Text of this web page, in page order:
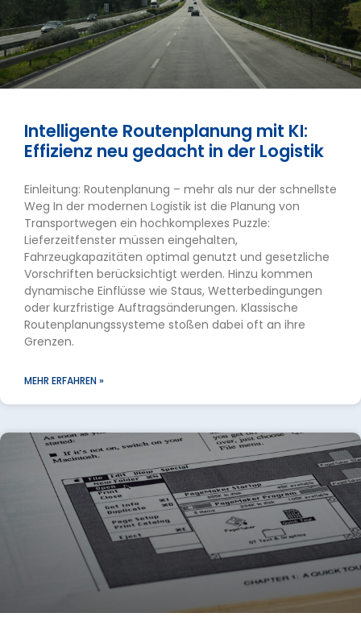
Intelligente Routenplanung mit KI:
Effizienz neu gedacht in der Logistik
Einleitung: Routenplanung – mehr als nur der schnellste
Weg In der modernen Logistik ist die Planung von
Transportwegen ein hochkomplexes Puzzle:
Lieferzeitfenster müssen eingehalten,
Fahrzeugkapazitäten optimal genutzt und gesetzliche
Vorschriften berücksichtigt werden. Hinzu kommen
dynamische Einflüsse wie Staus, Wetterbedingungen
oder kurzfristige Auftragsänderungen. Klassische
Routenplanungssysteme stoßen dabei oft an ihre
Grenzen.
MEHR ERFAHREN »